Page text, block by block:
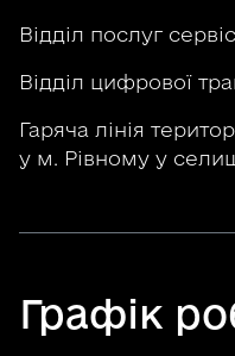
Відділ послуг
Відділ цифрової
Гаряча лінія
у м. Рівному у
Графік